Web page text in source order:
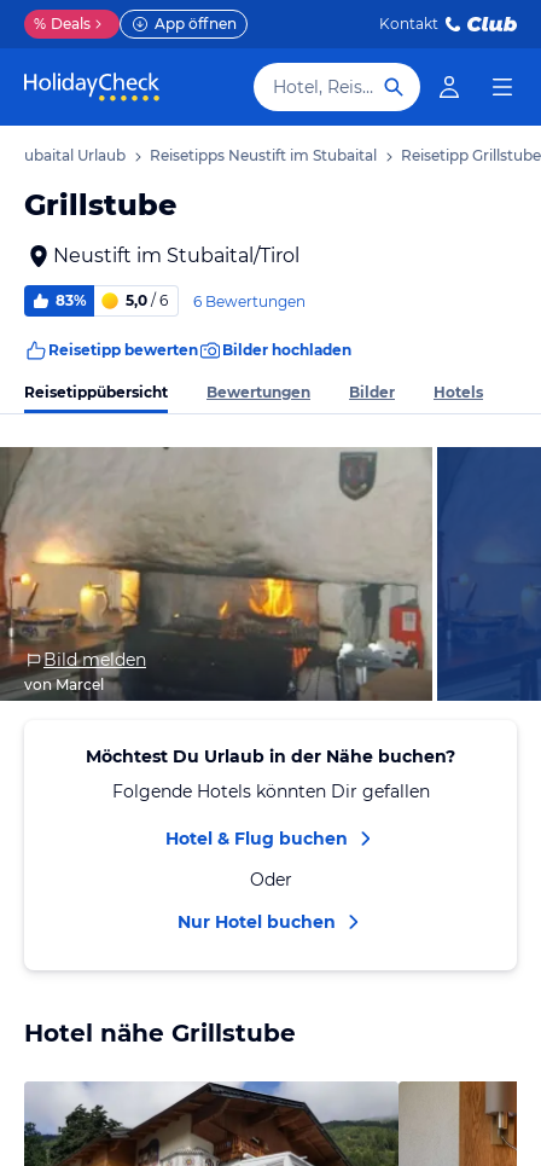
% Deals App öffnen Kontakt
Hotel, Reiseziel
Stubaital Urlaub Reisetipps Neustift im Stubaital Reisetipp Grillstube
Grillstube
Neustift im Stubaital/Tirol
83% 5,0 / 6 6 Bewertungen
Reisetipp bewerten Bilder hochladen
Reisetippübersicht Bewertungen Bilder Hotels
Bild melden
von Marcel
Möchtest Du Urlaub in der Nähe buchen?
Folgende Hotels könnten Dir gefallen
Hotel & Flug buchen
Oder
Nur Hotel buchen
Hotel nähe Grillstube